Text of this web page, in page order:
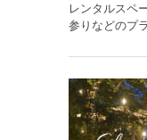
レンタルスペ
参りなどのプ